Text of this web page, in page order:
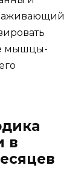
мышцы-
в